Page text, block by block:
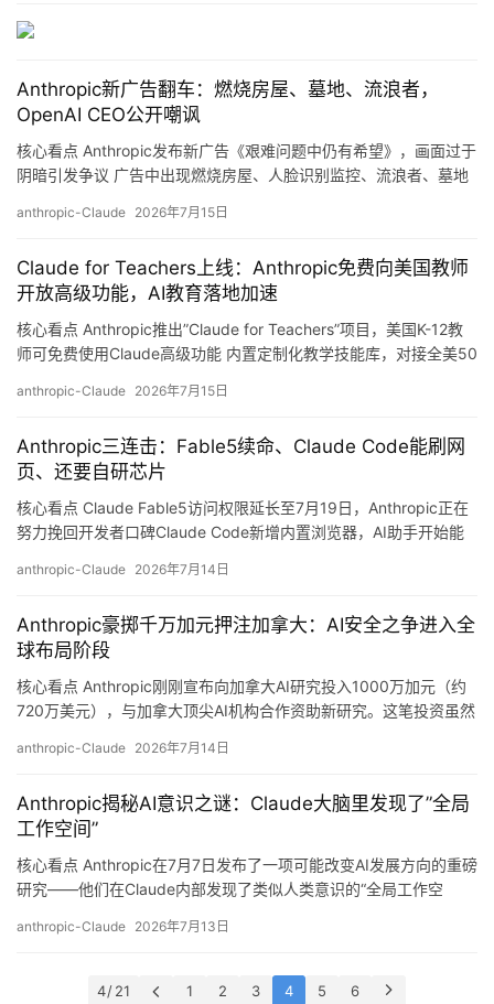
业
/
好
文
教
程
型
架
报
告
登录 注册
Anthropic新广告翻车：燃烧房屋、墓地、流浪者，
OpenAI CEO公开嘲讽
核心看点 Anthropic发布新广告《艰难问题中仍有希望》，画面过于
阴暗引发争议 广告中出现燃烧房屋、人脸识别监控、流浪者、墓地
策略 科技行业人士批评Anthropic”拥有最糟糕的企业传播方式” 详细
anthropic-Claude 2026年7月15日
Claude for Teachers上线：Anthropic免费向美国教师
开放高级功能，AI教育落地加速
核心看点 Anthropic推出”Claude for Teachers”项目，美国K-12教
师可免费使用Claude高级功能 内置定制化教学技能库，对接全美50
等高级功能，支持班级数据分析和重复性任务自动化 已接入9家教
anthropic-Claude 2026年7月15日
Anthropic三连击：Fable5续命、Claude Code能刷网
页、还要自研芯片
核心看点 Claude Fable5访问权限延长至7月19日，Anthropic正在
努力挽回开发者口碑Claude Code新增内置浏览器，AI助手开始能
艺 详细解析 1. Fable5续命：Anthropic的挽留战术 Anthropic最近
anthropic-Claude 2026年7月14日
Anthropic豪掷千万加元押注加拿大：AI安全之争进入全
球布局阶段
核心看点 Anthropic刚刚宣布向加拿大AI研究投入1000万加元（约
720万美元），与加拿大顶尖AI机构合作资助新研究。这笔投资虽然
内积极布局AI安全研究生态。 详细解析 1. 为什么是加拿大？ 加拿大
Hinton、Bengio这样的深度学习三巨…
anthropic-Claude 2026年7月14日
Anthropic揭秘AI意识之谜：Claude大脑里发现了”全局
工作空间”
核心看点 Anthropic在7月7日发布了一项可能改变AI发展方向的重磅
研究——他们在Claude内部发现了类似人类意识的“全局工作空
全局工作空间？ 想象一下你的大脑：每时每刻都有无数信息在流
行推理的想法。这个”意识可及&…
anthropic-Claude 2026年7月13日
4 / 21 1 2 3 4 5 6